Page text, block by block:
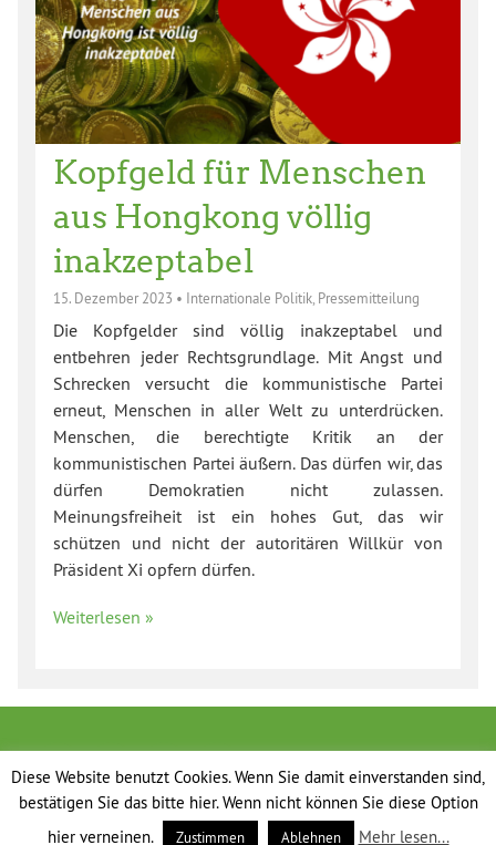
Kopfgeld für Menschen
aus Hongkong völlig
inakzeptabel
15. Dezember 2023 • Internationale Politik, Pressemitteilung
Die Kopfgelder sind völlig inakzeptabel und
entbehren jeder Rechtsgrundlage. Mit Angst und
Schrecken versucht die kommunistische Partei
erneut, Menschen in aller Welt zu unterdrücken.
Menschen, die berechtigte Kritik an der
kommunistischen Partei äußern. Das dürfen wir, das
dürfen Demokratien nicht zulassen.
Meinungsfreiheit ist ein hohes Gut, das wir
schützen und nicht der autoritären Willkür von
Präsident Xi opfern dürfen.
Weiterlesen »
Diese Website benutzt Cookies. Wenn Sie damit einverstanden sind,
bestätigen Sie das bitte hier. Wenn nicht können Sie diese Option
hier verneinen.
Zustimmen Ablehnen Mehr lesen...